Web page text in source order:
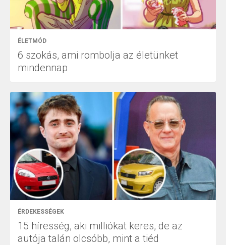
ÉLETMÓD
6 szokás, ami rombolja az életünket
mindennap
ÉRDEKESSÉGEK
15 híresség, aki milliókat keres, de az
autója talán olcsóbb, mint a tiéd